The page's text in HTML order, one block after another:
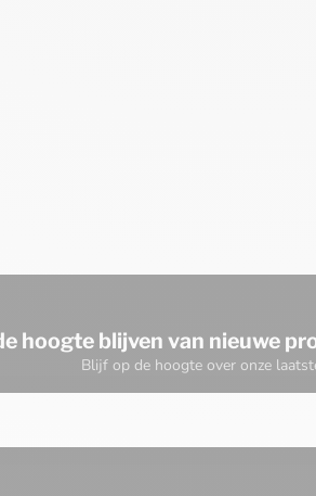
hoogte blijven van nieuwe
Blijf op de hoogte over onze